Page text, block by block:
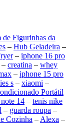
Figurinhas da
– Hub Geladeira –
– iphone 16 pro
– creatina – whey
– iphone 15 pro
s – xiaomi –
Portátil
14 – tenis nike
– guarda roupa –
Cozinha – Alexa –